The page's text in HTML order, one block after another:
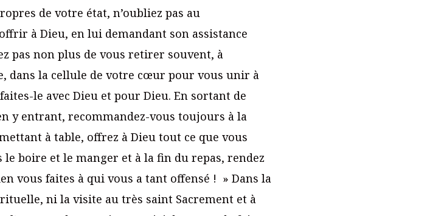
de votre état, n’oubliez pas au
à Dieu, en lui demandant son assistance
pas non plus de vous retirer souvent, à
dans la cellule de votre cœur pour vous unir à
le avec Dieu et pour Dieu. En sortant de
y entrant, recommandez-vous toujours à la
à table, offrez à Dieu tout ce que vous
boire et le manger et à la fin du repas, rendez
vous faites à qui vous a tant offensé ! » Dans la
ni la visite au très saint Sacrement et à